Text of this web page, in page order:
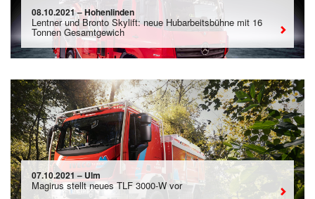
08.10.2021 – Hohenlinden
Lentner und Bronto Skylift: neue Hubarbeitsbühne mit 16
Tonnen Gesamtgewich
07.10.2021 – Ulm
Magirus stellt neues TLF 3000-W vor